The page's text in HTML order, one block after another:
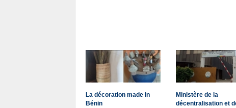
La décoration made in
Bénin
Ministère de la
décentralisation et